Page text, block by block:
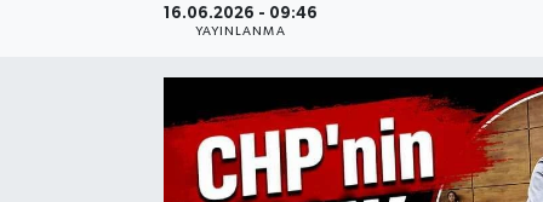
16.06.2026 - 09:46
YAYINLANMA